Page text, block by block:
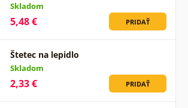
Skladom
5,48 € PRIDAŤ
Štetec na lepidlo
Skladom
2,33 € PRIDAŤ